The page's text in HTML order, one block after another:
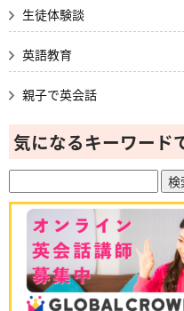
生徒体験談
英語教育
親子で英会話
気になるキーワード